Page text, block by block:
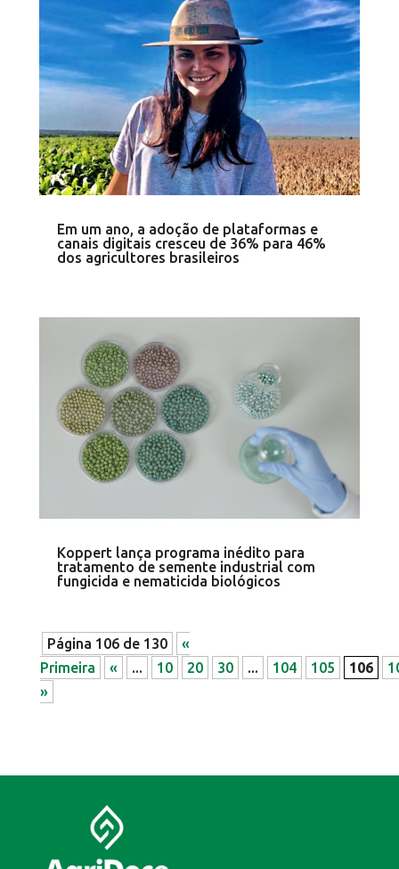
Em um ano, a adoção de plataformas e
canais digitais cresceu de 36% para 46%
dos agricultores brasileiros
Koppert lança programa inédito para
tratamento de semente industrial com
fungicida e nematicida biológicos
Página 106 de 130
«
Primeira
« ... 10 20 30 ... 104 105 106
»